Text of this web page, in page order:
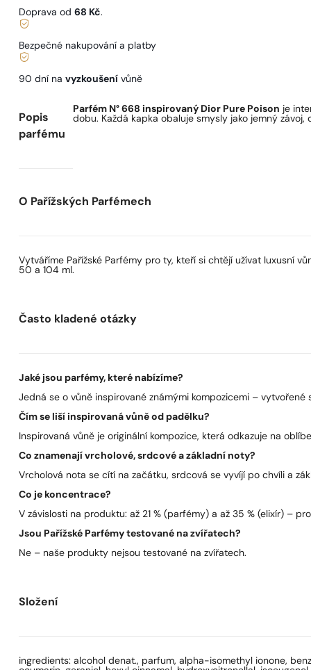
Doprava od68 Kč.
Bezpečné nakupování a platby
90 dní navyzkoušení vůně
Popis
parfému
Parfém N° 668 inspirovaný Dior Pure Poison je
dobu. Každá kapka obaluje smysly jako jemný
O Pařížských Parfémech
Vytváříme Pařížské Parfémy pro ty, kteří si chtějí užívat luxusní
50 a 104 ml.
Často kladené otázky
Jaké jsou parfémy, které nabízíme?
Jedná se o vůně inspirované známými kompozicemi –
Čím se liší inspirovaná vůně od padělku?
Inspirovaná vůně je originální kompozice, která odkazuje na
Co znamenají vrcholové, srdcové a základní noty?
Vrcholová nota se cítí na začátku, srdcová se vyvíjí po chvíli a
Co je koncentrace?
V závislosti na produktu: až 21 % (parfémy) a až 35 % (elixír) –
Jsou Pařížské Parfémy testované na zvířatech?
Ne – naše produkty nejsou testované na zvířatech.
Složení
ingredients: alcohol denat., parfum, alpha-isomethyl ionone,